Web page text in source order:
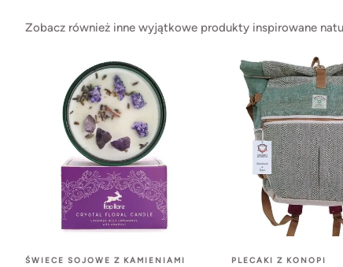
Zobacz również inne wyjątkowe produkty inspirowane
ŚWIECE SOJOWE Z KAMIENIAMI PLECAKI Z KONOPI